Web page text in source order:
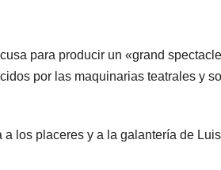
para producir un «grand
por las maquinarias teatrales y
los placeres y a la galantería de